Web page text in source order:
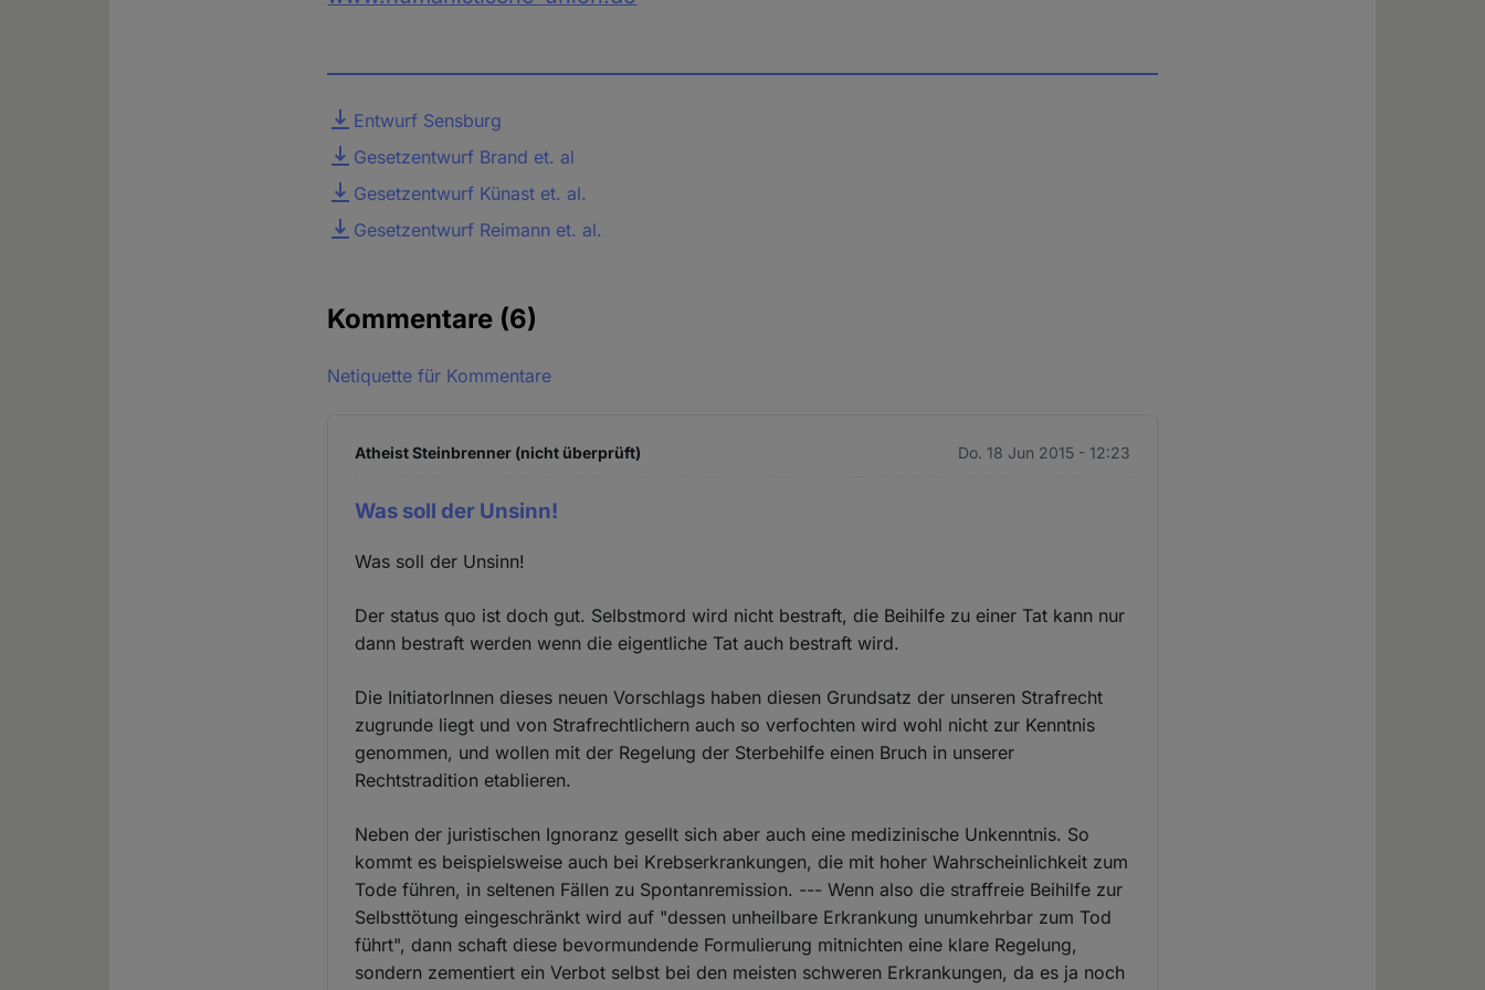
DateiEntwurf Sensburg
Gesetzentwurf Brand et. al
Gesetzentwurf Künast et. al.
Gesetzentwurf Reimann et. al.
Kommentare (6)
Netiquette für Kommentare
Atheist Steinbrenner (nicht überprüft) Do. 18 Jun 2015 - 12:23
Was soll der Unsinn!
Was soll der Unsinn!
Der status quo ist doch gut. Selbstmord wird nicht bestraft, die Beihilfe zu einer Tat kann nur
dann bestraft werden wenn die eigentliche Tat auch bestraft wird.
Die InitiatorInnen dieses neuen Vorschlags haben diesen Grundsatz der unseren Strafrecht
zugrunde liegt und von Strafrechtlichern auch so verfochten wird wohl nicht zur Kenntnis
genommen, und wollen mit der Regelung der Sterbehilfe einen Bruch in unserer
Rechtstradition etablieren.
Neben der juristischen Ignoranz gesellt sich aber auch eine medizinische Unkenntnis. So
kommt es beispielsweise auch bei Krebserkrankungen, die mit hoher Wahrscheinlichkeit zum
Tode führen, in seltenen Fällen zu Spontanremission. --- Wenn also die straffreie Beihilfe zur
Selbsttötung eingeschränkt wird auf "dessen unheilbare Erkrankung unumkehrbar zum Tod
führt", dann schaft diese bevormundende Formulierung mitnichten eine klare Regelung,
sondern zementiert ein Verbot selbst bei den meisten schweren Erkrankungen, da es ja noch